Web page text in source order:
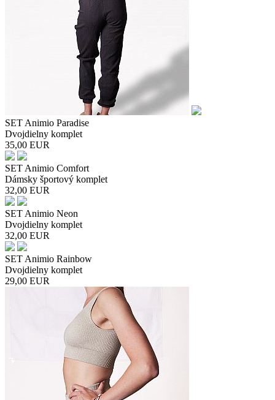
SET Animio Paradise
Dvojdielny komplet
35,00 EUR
SET Animio Comfort
Dámsky športový komplet
32,00 EUR
SET Animio Neon
Dvojdielny komplet
32,00 EUR
SET Animio Rainbow
Dvojdielny komplet
29,00 EUR